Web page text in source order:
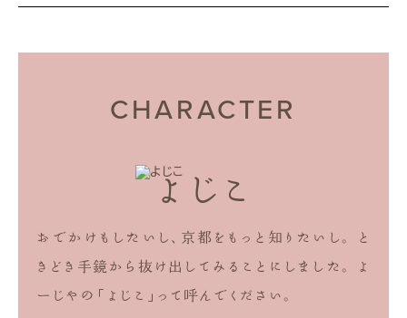
CHARACTER
よじこ
おでかけもしたいし、京都をもっと知りたいし。
と
きどき手鏡から抜け出してみることにしました。
よ
ーじやの「よじこ」って呼んでください。